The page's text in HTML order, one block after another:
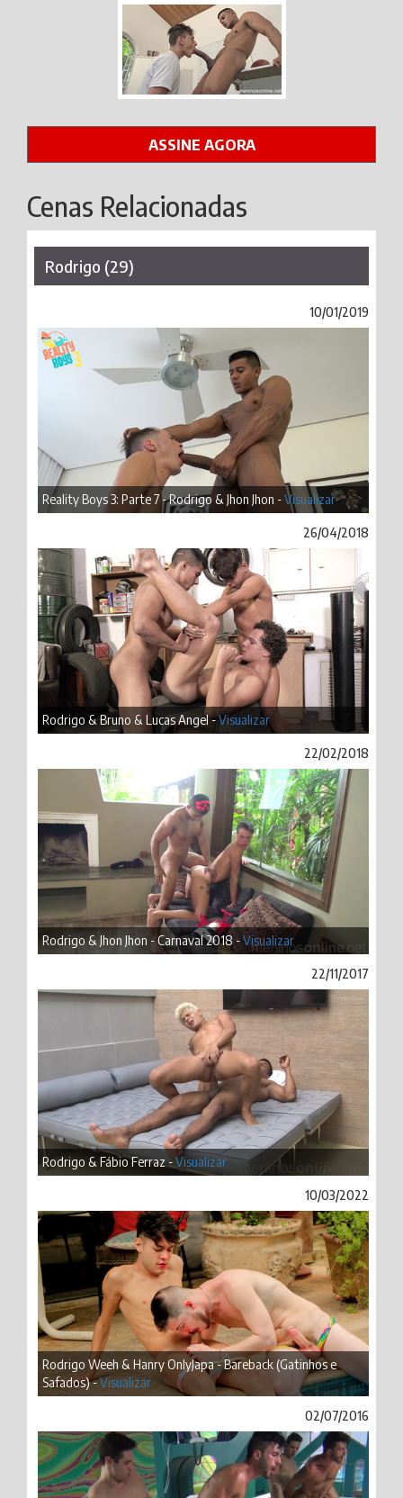
ASSINE AGORA
Cenas Relacionadas
Rodrigo (29)
10/01/2019
Reality Boys 3: Parte 7 - Rodrigo & Jhon Jhon -Visualizar
26/04/2018
Rodrigo & Bruno & Lucas Angel -Visualizar
22/02/2018
Rodrigo & Jhon Jhon - Carnaval 2018 -Visualizar
22/11/2017
Rodrigo & Fábio Ferraz -Visualizar
10/03/2022
Rodrigo Weeh & Hanry OnlyJapa - Bareback (Gatinhos e
Safados) -Visualizar
02/07/2016